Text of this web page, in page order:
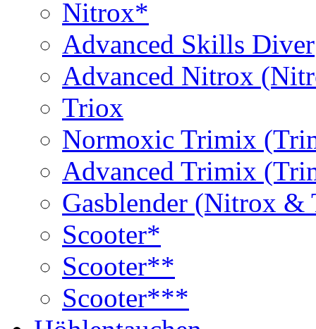
Nitrox*
Advanced Skills Diver
Advanced Nitrox
Triox
Normoxic Trimix
Advanced Trimix
Gasblender (Nitrox
Scooter*
Scooter**
Scooter***